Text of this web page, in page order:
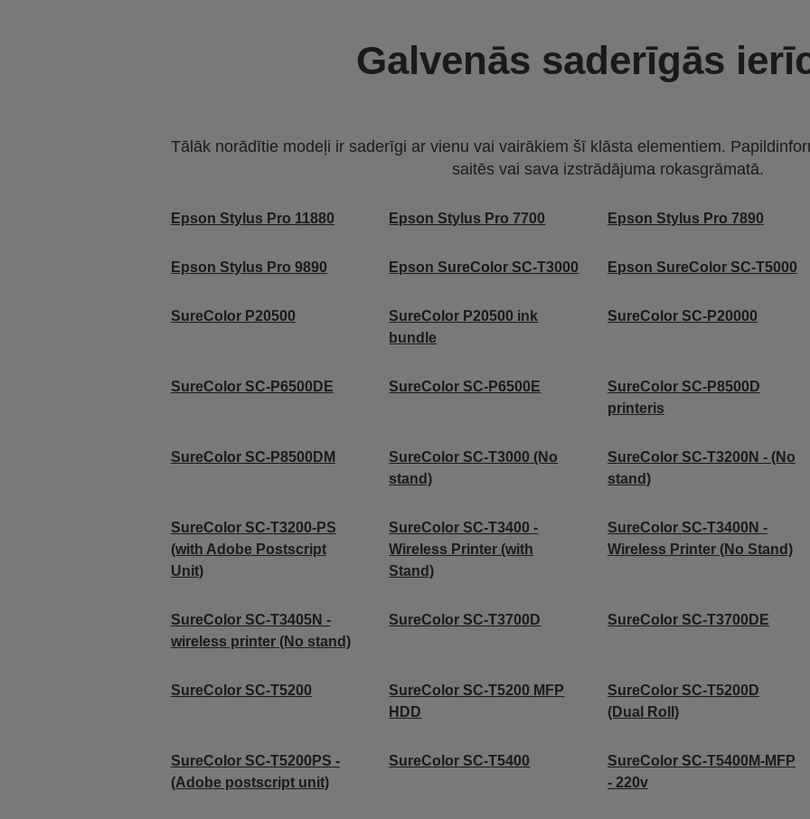
Galvenās saderīgās
Tālāk norādītie modeļi ir saderīgi ar vienu vai vairākiem šī klāsta elementiem.
saitēs vai sava izstrādājuma rokasgrāmatā.
Epson Stylus Pro 11880 Epson Stylus Pro 7700 Epson Stylus Pro 7890
Epson Stylus Pro 9890 Epson SureColor SC-T3000 Epson SureColor SC-T5000
SureColor P20500
SureColor P20500 ink
bundle
SureColor SC-P20000
SureColor SC-P6500DE SureColor SC-P6500E
SureColor SC-P8500D
printeris
SureColor SC-P8500DM
SureColor SC-T3000 (No
stand)
SureColor SC-T3200N - (No
stand)
SureColor SC-T3200-PS
(with Adobe Postscript
Unit)
SureColor SC-T3400 -
Wireless Printer (with
Stand)
SureColor SC-T3400N -
Wireless Printer (No Stand)
SureColor SC-T3405N -
wireless printer (No stand)
SureColor SC-T3700D SureColor SC-T3700DE
SureColor SC-T5200
SureColor SC-T5200 MFP
HDD
SureColor SC-T5200D
(Dual Roll)
SureColor SC-T5200PS -
(Adobe postscript unit)
SureColor SC-T5400
SureColor SC-T5400M-MFP
- 220v